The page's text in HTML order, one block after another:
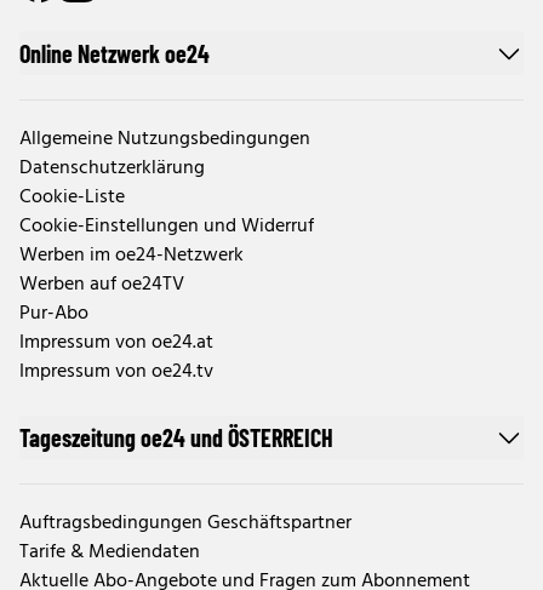
Online Netzwerk oe24
Allgemeine Nutzungsbedingungen
Datenschutzerklärung
Cookie-Liste
Cookie-Einstellungen und Widerruf
Werben im oe24-Netzwerk
Werben auf oe24TV
Pur-Abo
Impressum von oe24.at
Impressum von oe24.tv
Tageszeitung oe24 und ÖSTERREICH
Auftragsbedingungen Geschäftspartner
Tarife & Mediendaten
Aktuelle Abo-Angebote und Fragen zum Abonnement